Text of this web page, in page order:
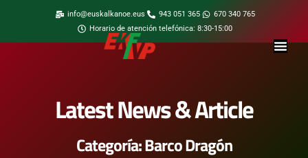
info@euskalkanoe.eus 943 051 365
670 340 765
Horario de atención telefónica: 8:30-15:00
Latest News & Article
Categoría: Barco Dragón